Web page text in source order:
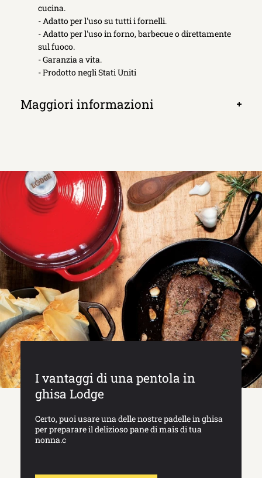
cucina.
- Adatto per l'uso su tutti i fornelli.
- Adatto per l'uso in forno, barbecue o direttamente
sul fuoco.
- Garanzia a vita.
- Prodotto negli Stati Uniti
Maggiori informazioni
Apri
I vantaggi di una pentola in
ghisa Lodge
Certo, puoi usare una delle nostre padelle in ghisa
per preparare il delizioso pane di mais di tua
nonna.c